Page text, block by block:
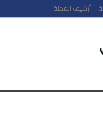
أرشيف المجلة